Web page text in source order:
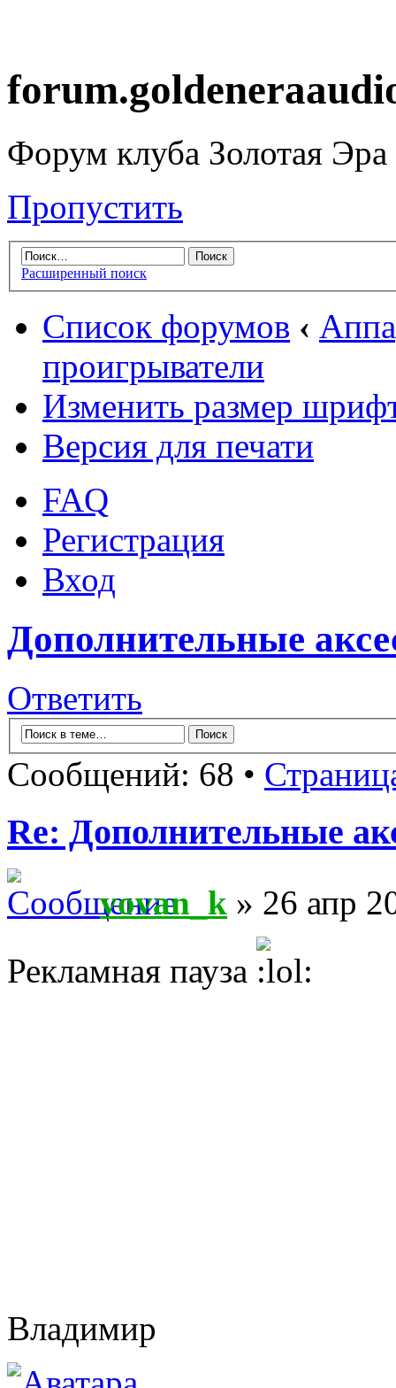
Форум клуба Золотая
Пропустить
Расширенный поиск
Список форумов ‹
проигрыватели
Изменить размер
Версия для печати
FAQ
Регистрация
Вход
Дополнительные
Ответить
Сообщений: 68 •
Re: Дополнительные
vovan_k » 26 апр
Рекламная пауза
Владимир